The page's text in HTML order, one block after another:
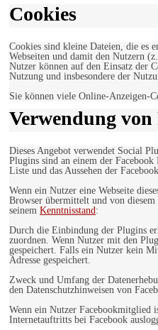
Cookies
Cookies sind kleine Dateien, die es
Webseiten und damit den Nutzern
Nutzer können auf den Einsatz der
Nutzung und insbesondere der
Sie können viele Online-Anzeigen-
Verwendung
Dieses Angebot verwendet Social
Plugins sind an einem der
Liste und das Aussehen der
Wenn ein Nutzer eine Webseite
Browser übermittelt und von
seinem Kenntnisstand:
Durch die Einbindung der Plugins
zuordnen. Wenn Nutzer mit den
gespeichert. Falls ein Nutzer kein
Adresse gespeichert.
Zweck und Umfang der
den Datenschutzhinweisen von
Wenn ein Nutzer Facebookmitglied
Internetauftritts bei Facebook